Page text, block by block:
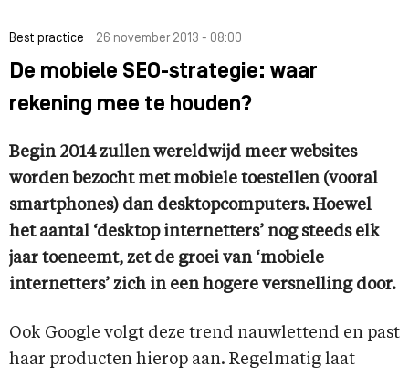
Best practice - 26 november 2013 - 08:00
De mobiele SEO-strategie: waar
rekening mee te houden?
Begin 2014 zullen wereldwijd meer websites
worden bezocht met mobiele toestellen (vooral
smartphones) dan desktopcomputers. Hoewel
het aantal ‘desktop internetters’ nog steeds elk
jaar toeneemt, zet de groei van ‘mobiele
internetters’ zich in een hogere versnelling door.
Ook Google volgt deze trend nauwlettend en past
haar producten hierop aan. Regelmatig laat